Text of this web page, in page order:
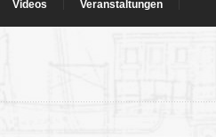
Videos Veranstaltungen